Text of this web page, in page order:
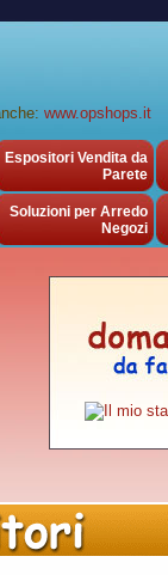
www.opshops.it
Espositori Vendita da
Parete
Soluzioni per Arredo
Negozi